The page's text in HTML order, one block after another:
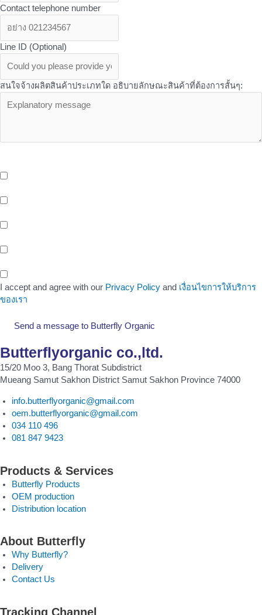
Contact telephone number
Line ID (Optional)
สนใจจ้างผลิตสินค้าประเภทใด อธิบายลักษณะสินค้าที่ต้องการสั้นๆ:
I accept and agree with our Privacy Policy and เงื่อนไขการให้บริการ
ของเรา
Send a message to Butterfly Organic
Butterflyorganic co.,ltd.
15/20 Moo 3, Bang Thorat Subdistrict
Mueang Samut Sakhon District Samut Sakhon Province 74000
info.butterflyorganic@gmail.com
oem.butterflyorganic@gmail.com
034 110 496
081 847 9423
Products & Services
Butterfly Products
OEM production
Distribution location
About Butterfly
Why Butterfly?
Delivery
Contact Us
Tracking Channel